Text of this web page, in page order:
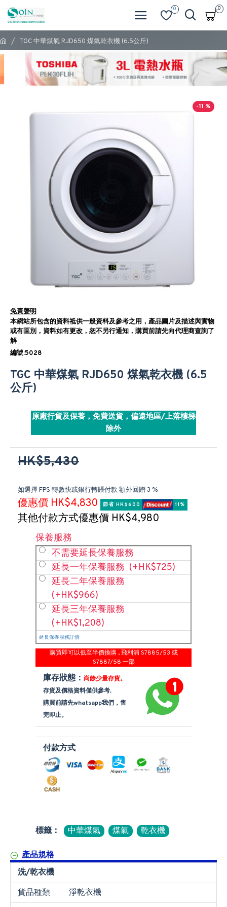
0 0
TGC 中華煤氣 RJD650 煤氣乾衣機 (6.5公斤)
-11 %
免責聲明
本網站所包含的資料祗供一般資料及參考之用，產品圖片及描述與實物
或有區別，資料如有更改，恕不另行通知，購買前請先向代理商查詢了
解
編號:5028
TGC 中華煤氣 RJD650 煤氣乾衣機 (6.5
公斤)
原廠行貨及保養，免費送貨，偏遠地區/上落樓梯
除外
HK$5,430
如選擇 FPS 轉數快或銀行轉賬付款 額外回贈 3 %
優惠價 HK$4,830 節省 HK$600 11%
其他付款方式優惠價 HK$4,980
保養服務
不需要延長保養服務
延長一年保養服務 (+HK$725)
延長二年保養服務
(+HK$966)
延長三年保養服務
(+HK$1,208)
延長保養服務詳情
購買即可以低至半價換購 , 飛利浦 S7885/53 或
S7887/58 一部
庫存狀態： 尚餘少量存貨。
存貨及價格資料僅供參考,
購買前請先whatsapp我們，售
完即止。
付款方式
標籤： 中華煤氣 煤氣 乾衣機
產品規格
洗/乾衣機
貨品種類
淨乾衣機